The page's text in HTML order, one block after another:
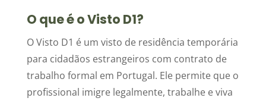
O que é o Visto D1?
O Visto D1 é um visto de residência temporária
para cidadãos estrangeiros com contrato de
trabalho formal em Portugal. Ele permite que o
profissional imigre legalmente, trabalhe e viva